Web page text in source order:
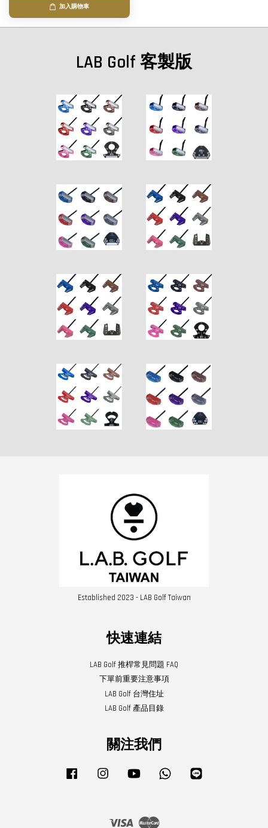
加入購物車
LAB Golf 客製版
Established 2023 - LAB Golf Taiwan
快速連結
LAB Golf 推桿常見問題 FAQ
下單前重要注意事項
LAB Golf 台灣住址
LAB Golf 產品目錄
關注我們
Facebook Instagram YouTube Whatsapp
Visa Master